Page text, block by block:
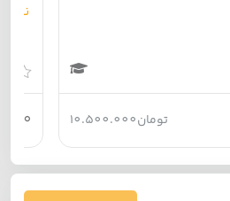
تومان10.500.000
امتیاز
0